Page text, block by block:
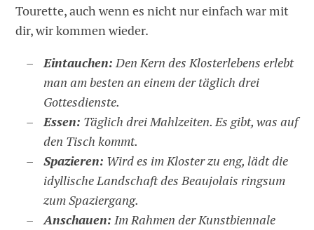
Tourette, auch wenn es nicht nur einfach war mit
dir, wir kommen wieder.
Eintauchen:Den Kern des Klosterlebens erlebt
man am besten an einem der täglich drei
Gottesdienste.
Essen: Täglich drei Mahlzeiten. Es gibt, was auf
den Tisch kommt.
Spazieren: Wird es im Kloster zu eng, lädt die
idyllische Landschaft des Beaujolais ringsum
zum Spaziergang.
Anschauen: Im Rahmen der Kunstbiennale